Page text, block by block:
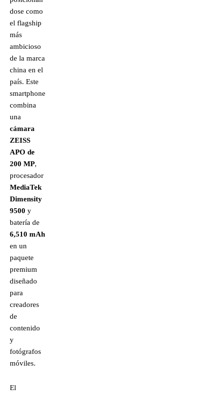
dose como
el flagship
más
ambicioso
de la marca
china en el
país. Este
smartphone
combina
una
cámara
ZEISS
APO de
200 MP,
procesador
MediaTek
Dimensity
9500 y
batería de
6,510 mAh
en un
paquete
premium
diseñado
para
creadores
de
contenido
y
fotógrafos
móviles.
El